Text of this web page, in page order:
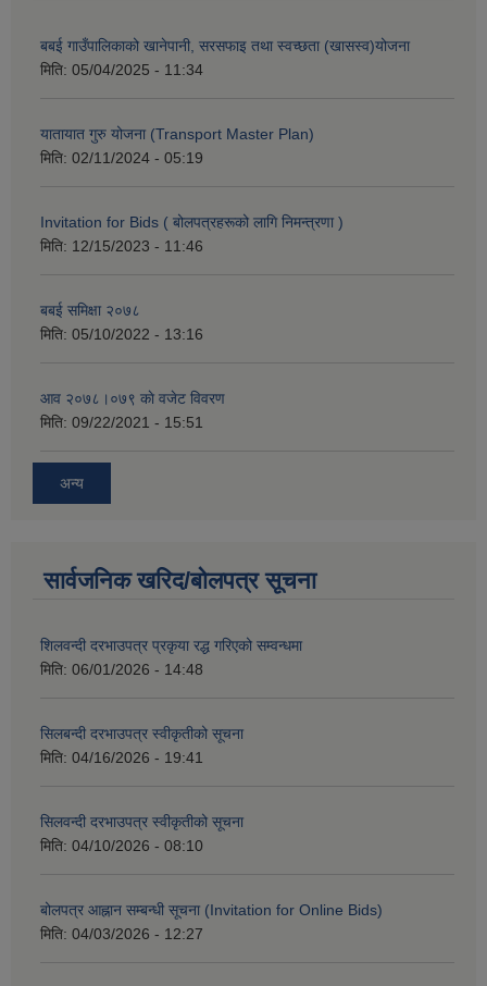
बबई गाउँपालिकाको खानेपानी, सरसफाइ तथा स्वच्छता (खासस्व)योजना
मिति: 05/04/2025 - 11:34
यातायात गुरु योजना (Transport Master Plan)
मिति: 02/11/2024 - 05:19
Invitation for Bids ( बोलपत्रहरूको लागि निमन्त्रणा )
मिति: 12/15/2023 - 11:46
बबई समिक्षा २०७८
मिति: 05/10/2022 - 13:16
आव २०७८।०७९ काे वजेट विवरण
मिति: 09/22/2021 - 15:51
अन्य
सार्वजनिक खरिद/बोलपत्र सूचना
शिलवन्दी दरभाउपत्र प्रकृया रद्ध गरिएको सम्वन्धमा
मिति: 06/01/2026 - 14:48
सिलबन्दी दरभाउपत्र स्वीकृतीको सूचना
मिति: 04/16/2026 - 19:41
सिलवन्दी दरभाउपत्र स्वीकृतीको सूचना
मिति: 04/10/2026 - 08:10
बोलपत्र आह्नान सम्बन्धी सूचना (Invitation for Online Bids)
मिति: 04/03/2026 - 12:27